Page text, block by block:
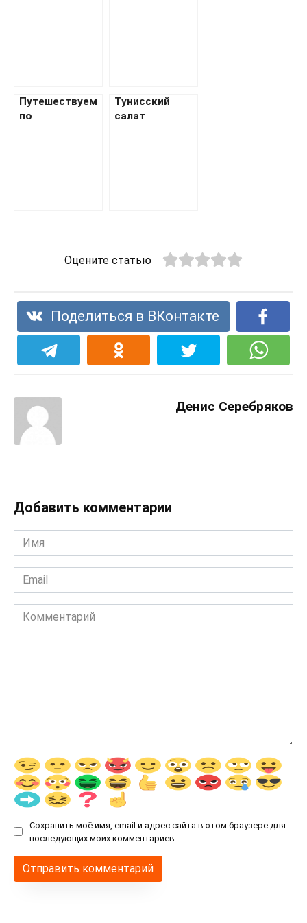
Путешествуем
по
Тунисский
салат
Оцените статью
Поделиться в ВКонтакте
Денис Серебряков
Добавить комментарии
Имя
Email
Комментарий
Сохранить моё имя, email и адрес сайта в этом браузере для
последующих моих комментариев.